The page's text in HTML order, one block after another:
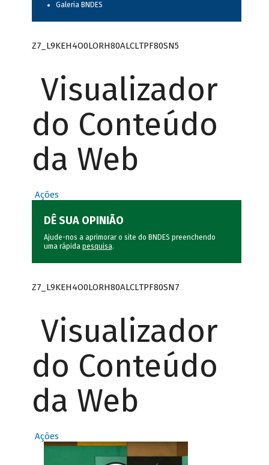
Galeria BNDES
Z7_L9KEH4O0LORH80ALCLTPF80SN5
Visualizador
do Conteúdo
da Web
Ações
DÊ SUA OPINIÃO
Ajude-nos a aprimorar o site do BNDES preenchendo
uma rápida pesquisa.
Z7_L9KEH4O0LORH80ALCLTPF80SN7
Visualizador
do Conteúdo
da Web
Ações